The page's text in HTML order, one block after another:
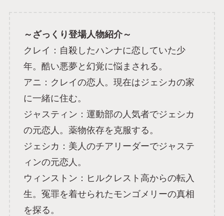
～ざっくり登場人物紹介～
クレイ：自殺したハンナに恋していた少
年。酷い悪夢と幻覚に悩まされる。
アニ：クレイの恋人。現在はジェシカの家
に一緒に住む。
ジャスティン：運動部の人気者でジェシカ
の元恋人。薬物依存を克服する。
ジェシカ：美人のチアリーダーでジャステ
ィンの元恋人。
ウィンストン：ヒルクレスト高からの転入
生。冤罪を着せられたモンゴメリーの真相
を探る。